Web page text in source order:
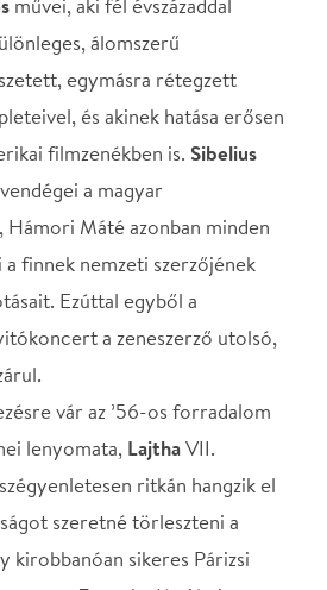
a zeneszerző utolsó,
vár az ’56-os forradalom
Lajtha VII.
sikeres Párizsi
a Zeneakadémián is
26-án.
kap, ahogy az egy
természetes és
20-i koncerten
– Balogh Máté, Horváth
ésBachenigmatikus Die
találkozásából
hallhatja a közönség.
átlagosnál gyakrabban
művét, a